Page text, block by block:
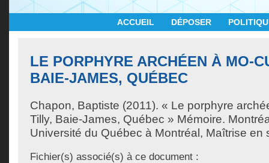
ACCUEIL DÉPOSER
LE PORPHYRE ARCHÉEN À MO-
BAIE-JAMES, QUÉBEC
Chapon, Baptiste (2011). « Le porphyre
Tilly, Baie-James, Québec » Mémoire.
Université du Québec à Montréal, Maîtrise en
Fichier(s) associé(s) à ce document :